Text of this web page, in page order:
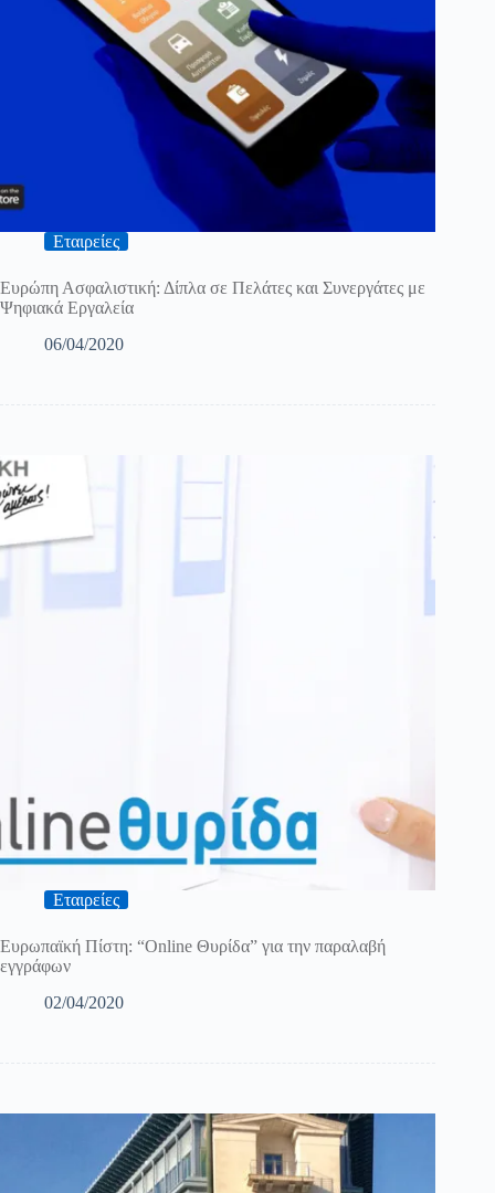
Εταιρείες
Ευρώπη Ασφαλιστική: Δίπλα σε Πελάτες και Συνεργάτες με
Ψηφιακά Εργαλεία
06/04/2020
Εταιρείες
Ευρωπαϊκή Πίστη: “Online Θυρίδα” για την παραλαβή
εγγράφων
02/04/2020